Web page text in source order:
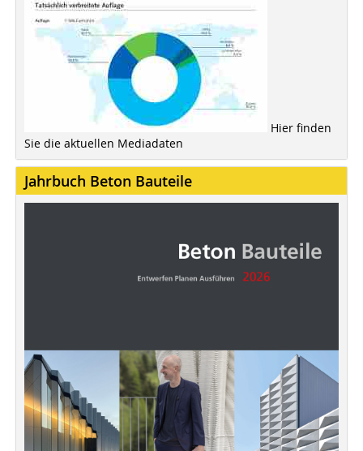
Hier finden
Sie die aktuellen Mediadaten
Jahrbuch Beton Bauteile